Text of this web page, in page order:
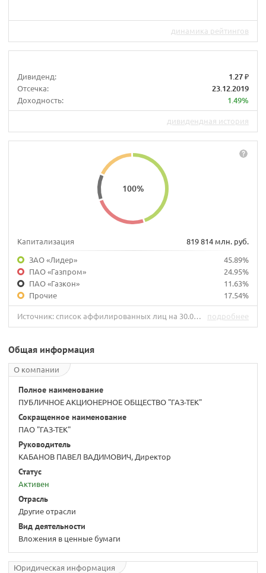
динамика рейтингов
Дивиденд: 1.27 ₽
Отсечка: 23.12.2019
Доходность: 1.49%
дивидендная история
100%
Капитализация
819 814 млн. руб.
ЗАО «Лидер»
45.89%
ПАО «Газпром»
24.95%
ПАО «Газкон»
11.63%
Прочие
17.54%
Источник: список аффилированных лиц на 30.09.2019. подробнее
Общая информация
О компании
Полное наименование
ПУБЛИЧНОЕ АКЦИОНЕРНОЕ ОБЩЕСТВО "ГАЗ-ТЕК"
Сокращенное наименование
ПАО "ГАЗ-ТЕК"
Руководитель
КАБАНОВ ПАВЕЛ ВАДИМОВИЧ, Директор
Статус
Активен
Отрасль
Другие отрасли
Вид деятельности
Вложения в ценные бумаги
Юридическая информация